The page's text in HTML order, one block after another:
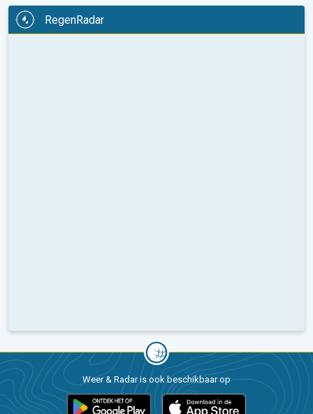
RegenRadar
Weer & Radar is ook beschikbaar op